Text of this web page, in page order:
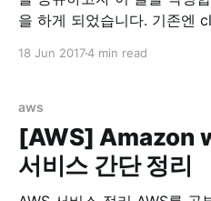
을 하게 되었습니다. 기존엔
18 Jun 20174 min read
aws
[AWS] Amazon
서비스 간단 정리